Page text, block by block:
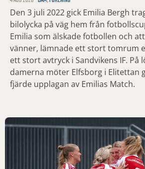
Den 3 juli 2022 gick Emilia Bergh
bilolycka på väg hem från
Emilia som älskade fotbollen och
vänner, lämnade ett stort tomrum
ett stort avtryck i Sandvikens IF. På
damerna möter Elfsborg i Elitettan
fjärde upplagan av Emilias Match.